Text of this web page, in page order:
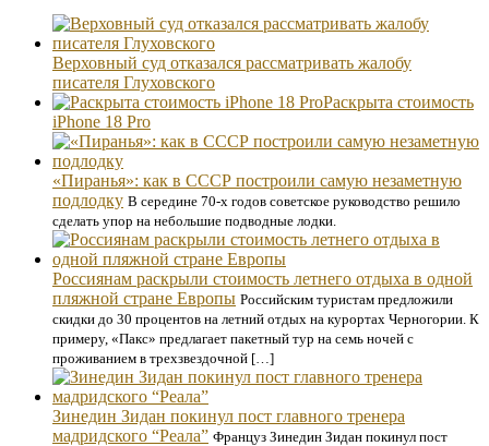
Верховный суд отказался рассматривать жалобу
писателя Глуховского
Раскрыта стоимость
iPhone 18 Pro
«Пиранья»: как в СССР построили самую незаметную
подлодку В середине 70-х годов советское руководство решило
сделать упор на небольшие подводные лодки.
Россиянам раскрыли стоимость летнего отдыха в одной
пляжной стране Европы Российским туристам предложили
скидки до 30 процентов на летний отдых на курортах Черногории. К
примеру, «Пакс» предлагает пакетный тур на семь ночей с
проживанием в трехзвездочной […]
Зинедин Зидан покинул пост главного тренера
мадридского “Реала” Француз Зинедин Зидан покинул пост